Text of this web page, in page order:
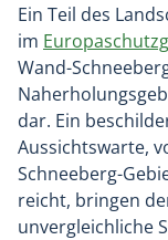
Ein Teil des
im
Wand-
dar. Ein
Aussichtswarte,
Schneeberg-
reicht, bringen
unvergleichliche